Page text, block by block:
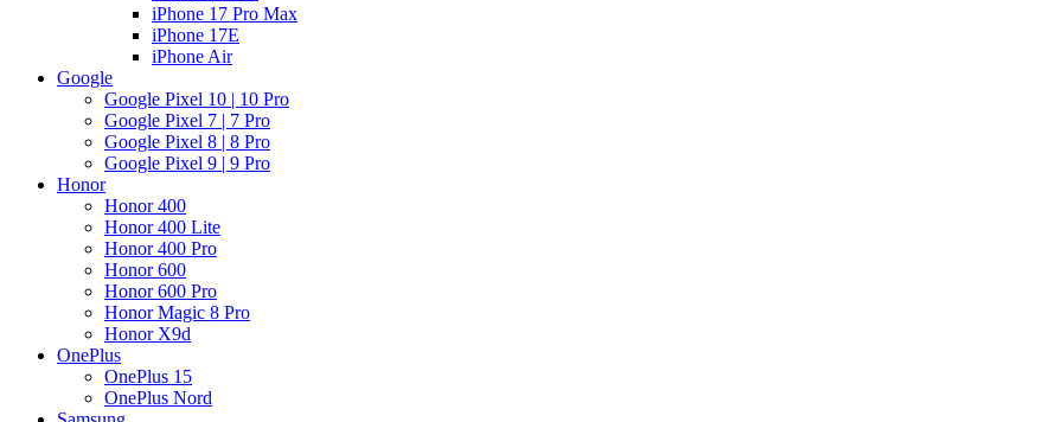
iPhone 17 Pro Max
iPhone 17E
iPhone Air
Google
Google Pixel 10 | 10 Pro
Google Pixel 7 | 7 Pro
Google Pixel 8 | 8 Pro
Google Pixel 9 | 9 Pro
Honor
Honor 400
Honor 400 Lite
Honor 400 Pro
Honor 600
Honor 600 Pro
Honor Magic 8 Pro
Honor X9d
OnePlus
OnePlus 15
OnePlus Nord